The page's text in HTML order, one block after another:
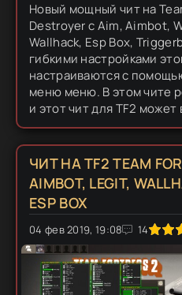
Новый мощный чит на
Destroyer с Aim, Aimbot,
Wallhack, Esp Box,
гибкими настройками
настраиваются с
меню меню. В этом чите
и этот чит для TF2
любыми приватным
много функций. Тут даже
ЧИТ НА TF2 TEAM
AIMBOT, LEGIT,
ESP BOX
04 фев 2019, 19:08 14
1 2 3 4 5